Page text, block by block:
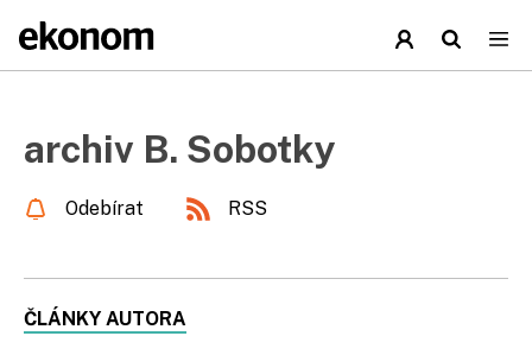
archiv B. Sobotky
Odebírat RSS
ČLÁNKY AUTORA